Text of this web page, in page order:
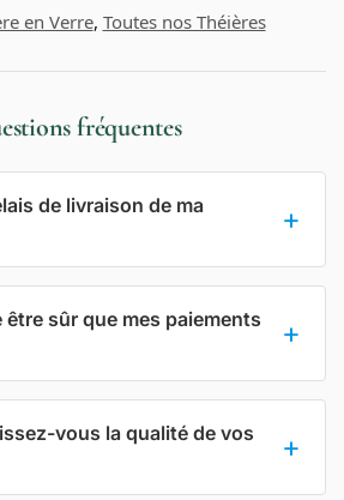
en Verre, Toutes nos Théières
fréquentes
de livraison de ma
sûr que mes paiements
vous la qualité de vos